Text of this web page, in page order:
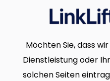
Möchten Sie, dass
Dienstleistung oder
solchen Seiten